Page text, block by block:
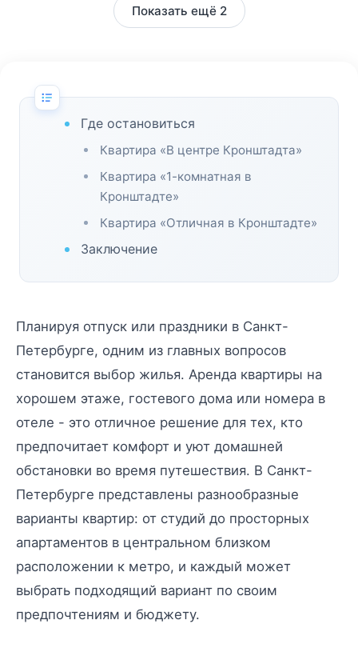
Показать ещё 2
Где остановиться
Квартира «В центре Кронштадта»
Квартира «1-комнатная в
Кронштадте»
Квартира «Отличная в Кронштадте»
Заключение
Планируя отпуск или праздники в Санкт-
Петербурге, одним из главных вопросов
становится выбор жилья. Аренда квартиры на
хорошем этаже, гостевого дома или номера в
отеле - это отличное решение для тех, кто
предпочитает комфорт и уют домашней
обстановки во время путешествия. В Санкт-
Петербурге представлены разнообразные
варианты квартир: от студий до просторных
апартаментов в центральном близком
расположении к метро, и каждый может
выбрать подходящий вариант по своим
предпочтениям и бюджету.